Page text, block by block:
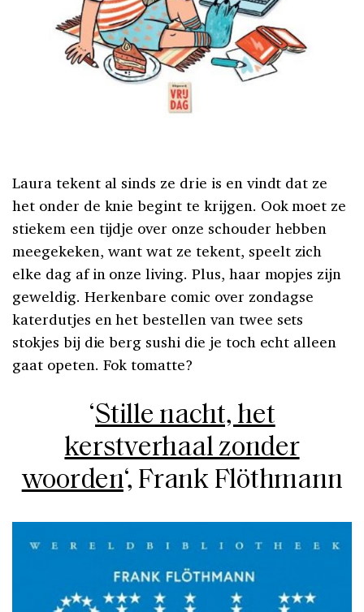
Laura tekent al sinds ze drie is en vindt dat ze
het onder de knie begint te krijgen. Ook moet ze
stiekem een tijdje over onze schouder hebben
meegekeken, want wat ze tekent, speelt zich
elke dag af in onze living. Plus, haar mopjes zijn
geweldig. Herkenbare comic over zondagse
katerdutjes en het bestellen van twee sets
stokjes bij die berg sushi die je toch echt alleen
gaat opeten. Fok tomatte?
‘Stille nacht, het
kerstverhaal zonder
woorden‘, Frank Flöthmann